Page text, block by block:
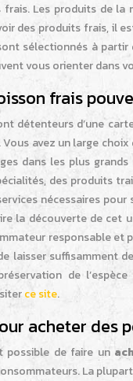
Les produits de
des produits frais, il
sélectionnés à
vous orienter dans
frais
détenteurs d’une
avez un large
dans les plus
des produits
nécessaires
la découverte de cet
responsable et
laisser suffisamment
de
ce site.
acheter des
possible de faire un
La